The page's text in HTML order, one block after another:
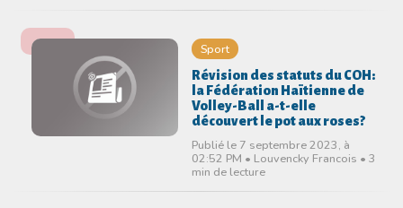
Sport
Révision des statuts du COH:
la Fédération Haïtienne de
Volley-Ball a-t-elle
découvert le pot aux roses?
Publié le 7 septembre 2023, à
02:52 PM • Louvencky Francois • 3
min de lecture